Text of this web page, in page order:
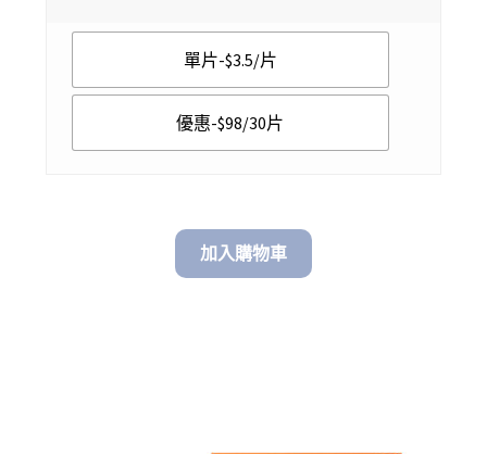
$ 3.50
單片-$3.5/片
優惠-$98/30片
加入購物車